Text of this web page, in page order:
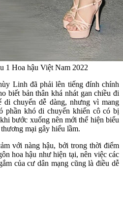
1 Hoa hậu Việt Nam 2022
Linh đã phải lên tiếng đính chính
biết bản thân khá nhát gan chiều đi
di chuyển dễ dàng, nhưng vì mang
phần khó di chuyển khiến cô có bị
bước xuống nên mới thể hiện biểu
mại gây hiểu lầm.
với nàng hậu, bởi trong thời điểm
hoa hậu như hiện tại, nên việc các
của cư dân mạng cũng là điều dễ